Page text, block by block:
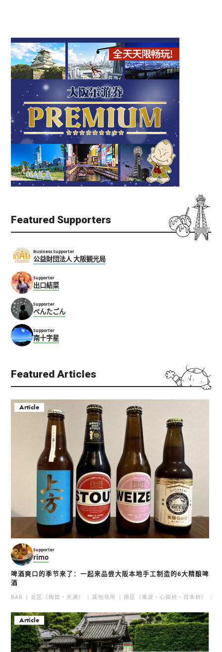
Featured Supporters
Business Supporter
公益財団法人 大阪観光局
Supporter
出口結菜
Supporter
ぺんたごん
Supporter
南十字星
Featured Articles
Article
Supporter
rimo
啤酒爽口的季节来了：一起来品尝大阪本地手工制造的6大精酿啤
酒
BAR 北区（梅田・天满） 其他场所 南区（难波・心斋桥・日本桥）
Article